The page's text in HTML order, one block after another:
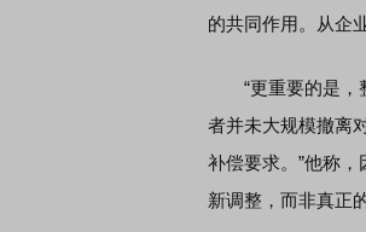
的共同作用。从企
“更重要的是，整
者并未大规模撤离
补偿要求。”他称，
新调整，而非真正